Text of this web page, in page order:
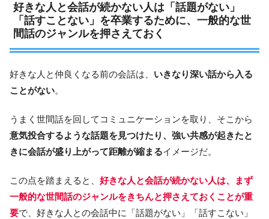
好きな人と会話が続かない人は「話題がない」
「話すことない」を卒業するために、一般的な世
間話のジャンルを押さえておく
好きな人と仲良くなる前の会話は、 いきなり深い話から入る
ことがない。
うまく世間話を回してコミュニケーションを取り、そこから
意気投合するような話題を見つけたり、強い共感が起きたと
きに会話が盛り上がって距離が縮まるイメージだ。
この点を踏まえると、 好きな人と会話が続かない人は、まず
一般的な世間話のジャンルをきちんと押さえておくことが重
要で、好きな人との会話中に「話題がない」「話すこない」